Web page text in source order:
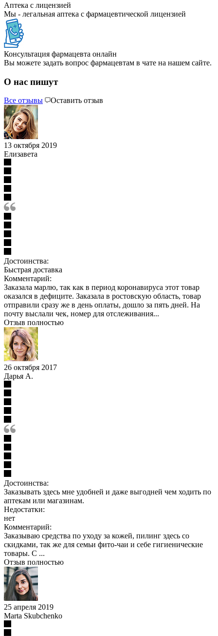
Аптека с лицензией
Мы - легальная аптека с фармацевтической лицензией
Консультация фармацевта онлайн
Вы можете задать вопрос фармацевтам в чате на нашем сайте.
О нас пишут
Все отзывы Оставить отзыв
13 октября 2019
Елизавета
Достоинства:
Быстрая доставка
Комментарий:
Заказала марлю, так как в период коронавируса этот товар
оказался в дефиците. Заказала в ростовскую область, товар
отправили сразу же в день оплаты, дошло за пять дней. На
почту выслали чек, номер для отслеживания...
Отзыв полностью
26 октября 2017
Дарья А.
Достоинства:
Заказывать здесь мне удобней и даже выгодней чем ходить по
аптекам или магазинам.
Недостатки:
нет
Комментарий:
Заказываю средства по уходу за кожей, пилинг здесь со
скидками, так же для семьи фито-чаи и себе гигиенические
товары. С ...
Отзыв полностью
25 апреля 2019
Marta Skubchenko